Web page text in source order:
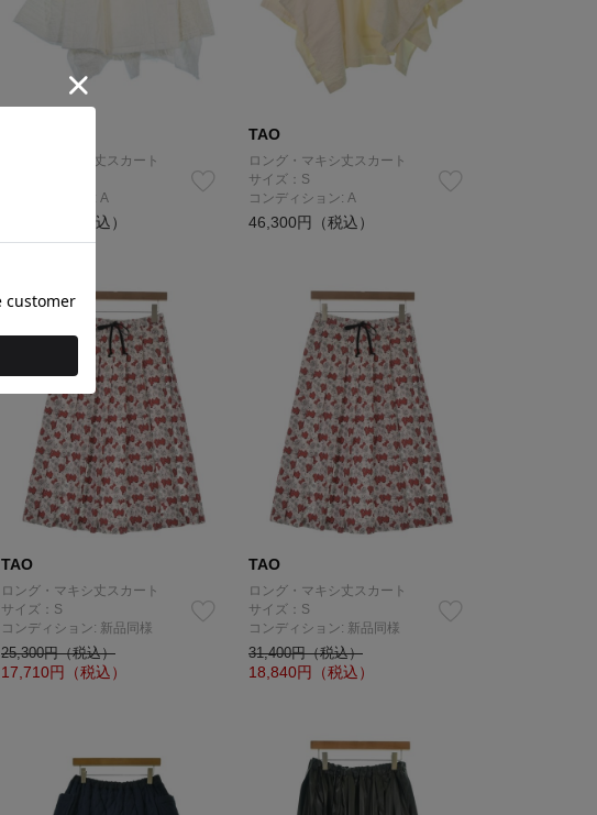
ロング・マキシ丈スカート
コンディション: A
67,900円（税込）
TAO
ロング・マキシ丈スカート
サイズ：S
コンディション: A
46,300円（税込）
TAO
ロング・マキシ丈スカート
サイズ：S
コンディション: 新品同様
25,300円（税込）
17,710円（税込）
TAO
ロング・マキシ丈スカート
サイズ：S
コンディション: 新品同様
31,400円（税込）
18,840円（税込）